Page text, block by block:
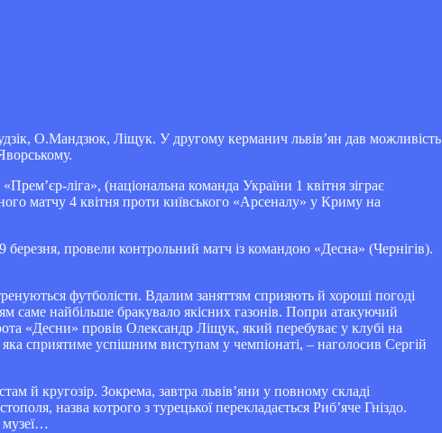
О.Мандзюк, Ліщук. У другому керманич львів’ян дав можливість
ліга», (національна команда України 1 квітня зіграє
матчу 4 квітня проти київського «Арсеналу» у Криму на
березня, провели контрольний матч із командою «Десна» (Чернігів).
футболісти. Вдалим заняттям сприяють й хороші погоді
саме найбільше бракувало якісних газонів. Попри атакуючий
«Десни» провів Олександр Ліщук, який перебуває у клубі на
сприятиме успішним виступам у чемпіонаті, – наголосив Сергій
й кругозір. Зокрема, завтра львів’яни у повному складі
назва котрого з турецької перекладається Риб’яче Гніздо.
музеї…